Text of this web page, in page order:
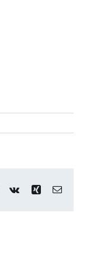
Pinterest
Vk Xing E-